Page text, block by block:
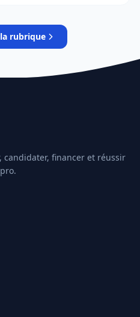
y compris dans
plus exigeant. Voici tout
formatrice.
rubrique
candidater, financer et réussir